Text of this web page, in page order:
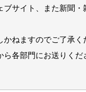
サイト、また新聞・
ねますのでご了承く
ら各部門にお送りくだ